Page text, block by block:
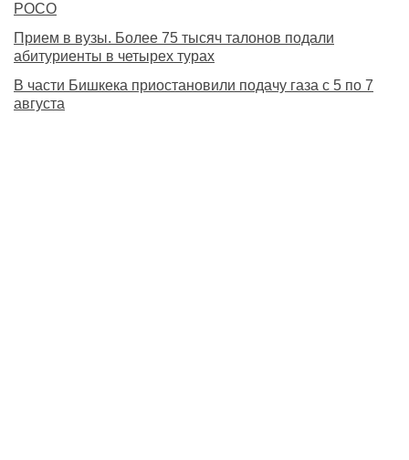
POCO
Прием в вузы. Более 75 тысяч талонов подали
абитуриенты в четырех турах
В части Бишкека приостановили подачу газа с 5 по 7
августа